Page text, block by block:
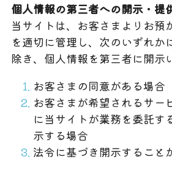
個人情報の第三者への開示・提
当サイトは、お客さまよりお預
を適切に管理し、次のいずれか
除き、個人情報を第三者に開示
お客さまの同意がある場合
お客さまが希望されるサー
に当サイトが業務を委託す
示する場合
法令に基づき開示すること